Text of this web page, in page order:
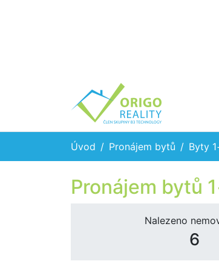
Úvod Pronájem bytů Byty
Pronájem bytů
Nalezeno
6